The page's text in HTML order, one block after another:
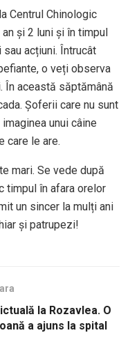
Centrul Chinologic
și 2 luni și în timpul
acțiuni. Întrucât
o veți observa
această săptămână
Șoferii care nu sunt
unui câine
care le are.
mari. Se vede după
timpul în afara orelor
un sincer la mulți ani
și patrupezi!
la Rozavlea. O
a ajuns la spital